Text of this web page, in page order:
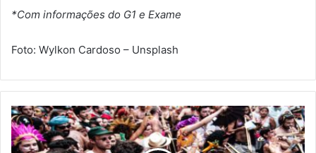
*Com informações do G1 e Exame
Foto: Wylkon Cardoso – Unsplash
R
J
: